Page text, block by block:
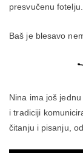
presvučenu fotelju.
Baš je blesavo
Nina ima još
i tradiciji
čitanju i pisanju,